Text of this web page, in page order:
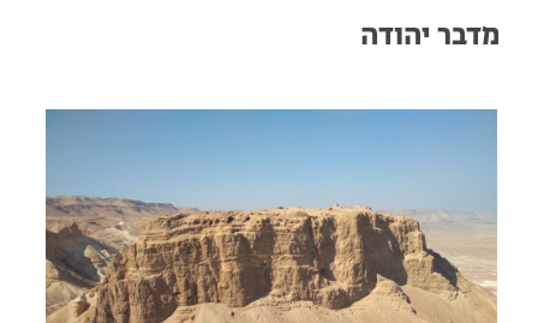
בתי ספר שדה
טיולים למבוגרים: ארץ אהבתי
מחנות קיץ
המגזין – כל מה שקורה בטבע
מדבר יהודה